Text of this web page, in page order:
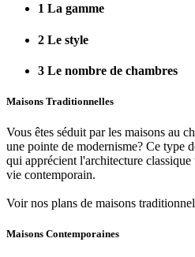
1 La gamme
2 Le style
3 Le nombre de chambres
Maisons Traditionnelles
Vous êtes séduit par les maisons au
une pointe de modernisme? Ce type
qui apprécient l'architecture
vie contemporain.
Voir nos plans de maisons
Maisons Contemporaines